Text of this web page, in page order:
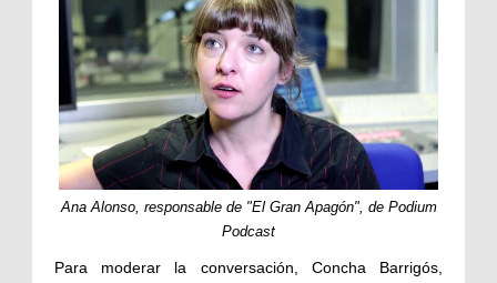
Ana Alonso, responsable de "El Gran Apagón", de Podium
Podcast
Para moderar la conversación, Concha Barrigós,